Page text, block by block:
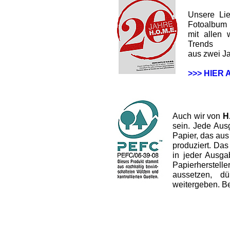
Unsere
Fotoalbum
mit allen
Trends
aus zwei
>>> HIER
Auch wir von
sein. Jede
Papier, das
produziert.
in jeder
aussetzen,
weitergeben.